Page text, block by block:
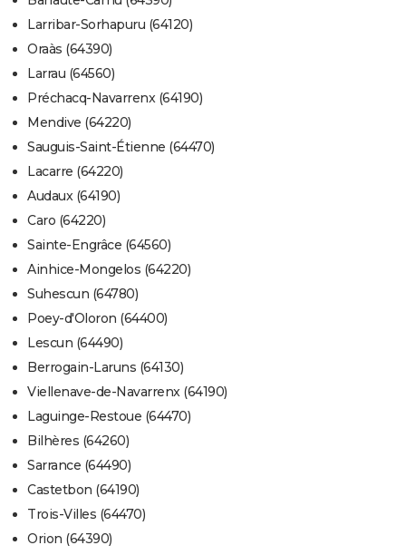
Larribar-Sorhapuru (64120)
Oraàs (64390)
Larrau (64560)
Préchacq-Navarrenx (64190)
Mendive (64220)
Sauguis-Saint-Étienne (64470)
Lacarre (64220)
Audaux (64190)
Caro (64220)
Sainte-Engrâce (64560)
Ainhice-Mongelos (64220)
Suhescun (64780)
Poey-d'Oloron (64400)
Lescun (64490)
Berrogain-Laruns (64130)
Viellenave-de-Navarrenx (64190)
Laguinge-Restoue (64470)
Bilhères (64260)
Sarrance (64490)
Castetbon (64190)
Trois-Villes (64470)
Orion (64390)